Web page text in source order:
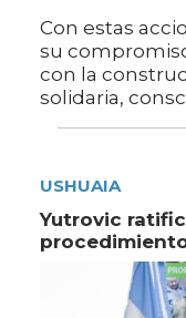
Con estas
su
con la
solidaria,
USHUAIA
Yutrovic